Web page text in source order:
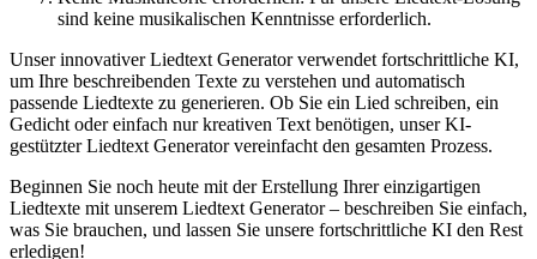
sind keine musikalischen Kenntnisse erforderlich.
Unser innovativer Liedtext Generator verwendet fortschrittliche KI,
um Ihre beschreibenden Texte zu verstehen und automatisch
passende Liedtexte zu generieren. Ob Sie ein Lied schreiben, ein
Gedicht oder einfach nur kreativen Text benötigen, unser KI-
gestützter Liedtext Generator vereinfacht den gesamten Prozess.
Beginnen Sie noch heute mit der Erstellung Ihrer einzigartigen
Liedtexte mit unserem Liedtext Generator – beschreiben Sie einfach,
was Sie brauchen, und lassen Sie unsere fortschrittliche KI den Rest
erledigen!